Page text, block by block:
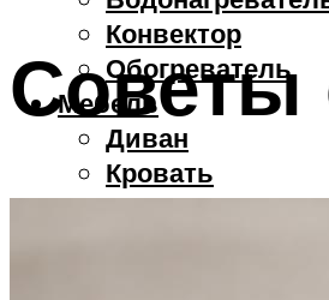
Конвектор
Обогреватель
Мебель
Диван
Кровать
Стол
Советы